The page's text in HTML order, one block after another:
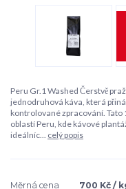
Peru Gr.1 Washed Čerstvě
jednodruhová káva, která
kontrolované zpracování. Tato
oblastí Peru, kde kávové
ideálníc... celý popis
Měrná cena
700 Kč /